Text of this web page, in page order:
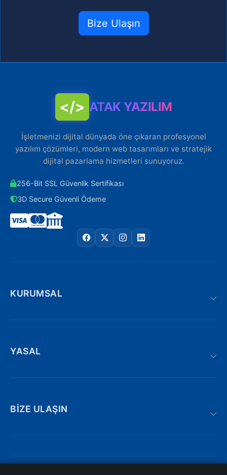
Bize Ulaşın
</> ATAK YAZILIM
İşletmenizi dijital dünyada öne çıkaran profesyonel
yazılım çözümleri, modern web tasarımları ve stratejik
dijital pazarlama hizmetleri sunuyoruz.
256-Bit SSL Güvenlik Sertifikası
3D Secure Güvenli Ödeme
KURUMSAL
YASAL
BIZE ULAŞIN